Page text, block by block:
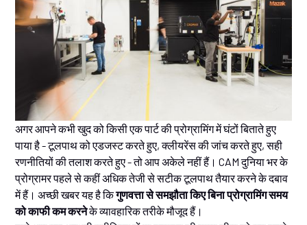
अगर आपने कभी खुद को किसी एक पार्ट की प्रोग्रामिंग में घंटों बिताते हुए
पाया है - टूलपाथ को एडजस्ट करते हुए, क्लीयरेंस की जांच करते हुए, सही
रणनीतियों की तलाश करते हुए - तो आप अकेले नहीं हैं। CAM दुनिया भर के
प्रोग्रामर पहले से कहीं अधिक तेजी से सटीक टूलपाथ तैयार करने के दबाव
में हैं। अच्छी खबर यह है किगुणवत्ता से समझौता किए बिना प्रोग्रामिंग समय
को काफी कम करनेके व्यावहारिक तरीके मौजूद हैं।